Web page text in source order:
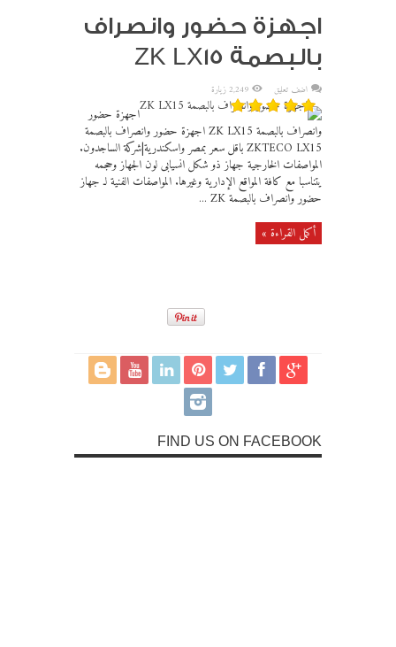
اجهزة حضور وانصراف
بالبصمة ZK LX15
اضف تعليق 2,249 زيارة
اجهزة حضور
وانصراف بالبصمة ZK LX15 اجهزة حضور وانصراف بالبصمة
ZKTECO LX15 باقل سعر بمصر واسكندرية|شركة الساجدون.
المواصفات الخارجية جهاز ذو شكل انسيابى لون الجهاز وحجمه
يتناسبا مع كافة المواقع الإدارية وغيرها. المواصفات الفنية لـ جهاز
حضور وانصراف بالبصمة ZK ...
أكمل القراءة »
FIND US ON FACEBOOK